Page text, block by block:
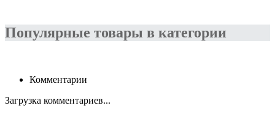
Популярные товары в категории
Комментарии
Загрузка комментариев...